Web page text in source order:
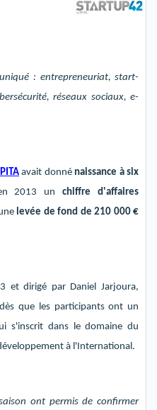
: entrepreneuriat, start-
, réseaux sociaux, e-
avait donné naissance à six
2013 unchiffre d'affaires
levée de fond de 210 000 €
et dirigé par DanielJarjoura,
que les participants ont un
s'inscrit dans le domaine du
à l'International.
ont permis de confirmer